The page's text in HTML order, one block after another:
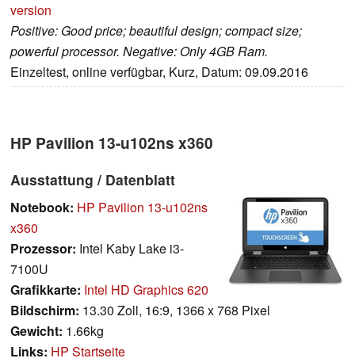
version
Positive: Good price; beautiful design; compact size;
powerful processor. Negative: Only 4GB Ram.
Einzeltest, online verfügbar, Kurz, Datum: 09.09.2016
HP Pavilion 13-u102ns x360
Ausstattung / Datenblatt
Notebook: HP Pavilion 13-u102ns
x360
Prozessor: Intel Kaby Lake i3-
7100U
Grafikkarte: Intel HD Graphics 620
Bildschirm: 13.30 Zoll, 16:9, 1366 x 768 Pixel
Gewicht: 1.66kg
Links: HP Startseite